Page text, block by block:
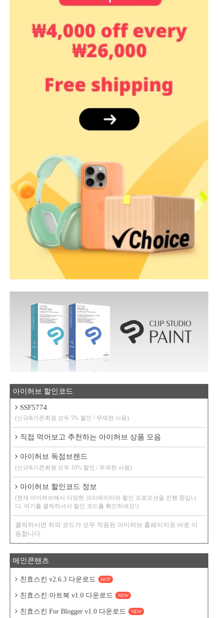
아이허브 할인코드
SSF5774
(신규&기존회원 모두 5% 할인 / 무제한 사용)
직접 먹어보고 추천하는 아이허브 상품 모음
아이허브 독점브랜드
(신규&기존회원 모두 10% 할인 / 무제한 사용)
아이허브 할인코드 정보
(현재 아이허브에서 다양한 크리에이터와 할인 프로모션을 진행 중입니
다. 여기를 클릭하셔서 할인 코드를 확인하세요!)
클릭하시면 위의 코드가 모두 적용된 아이허브 홈페이지로 바로 이
동합니다.
메인콘텐츠
친효스킨 v2.6.3 다운로드 HOT
친효스킨:아트북 v1.0 다운로드 NEW
친효스킨 For Blogger v1.0 다운로드 NEW